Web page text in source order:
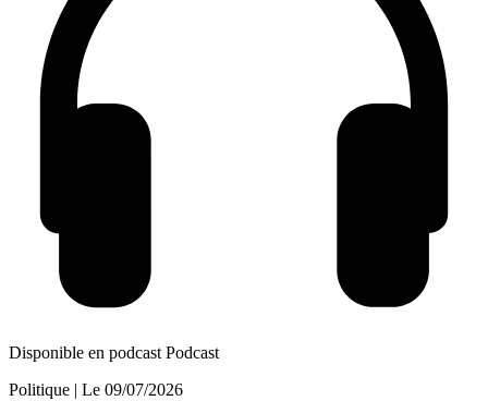
Disponible en podcast Podcast
Politique | Le 09/07/2026